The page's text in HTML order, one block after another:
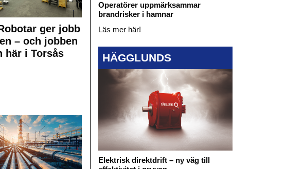
ger jobb
– och jobben
här i Torsås
Operatörer uppmärksammar
brandrisker i hamnar
Läs mer här!
HÄGGLUNDS
Elektrisk direktdrift – ny väg till